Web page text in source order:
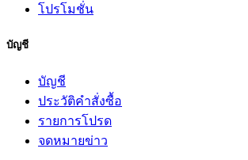
โปรโมชั่น
บัญชี
บัญชี
ประวัติคำสั่งซื้อ
รายการโปรด
จดหมายข่าว